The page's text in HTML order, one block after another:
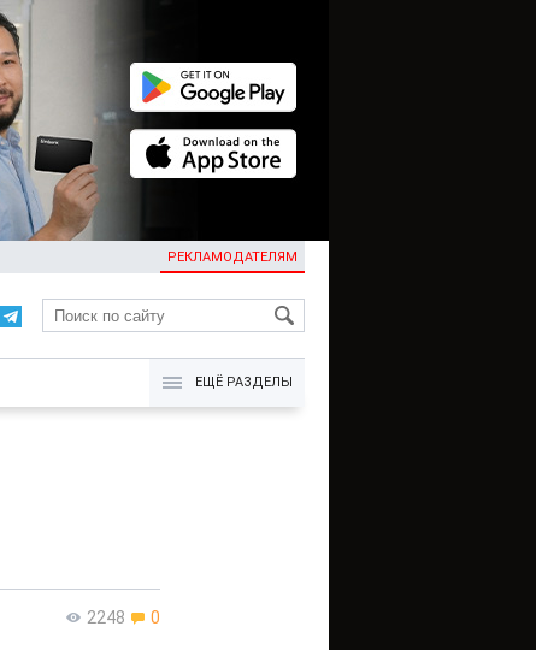
РЕКЛАМОДАТЕЛЯМ
KG
ЕЩЁ РАЗДЕЛЫ
2248 0